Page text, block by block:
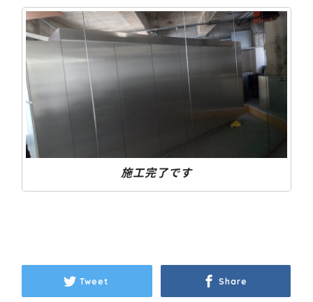
施工完了です
Tweet Share